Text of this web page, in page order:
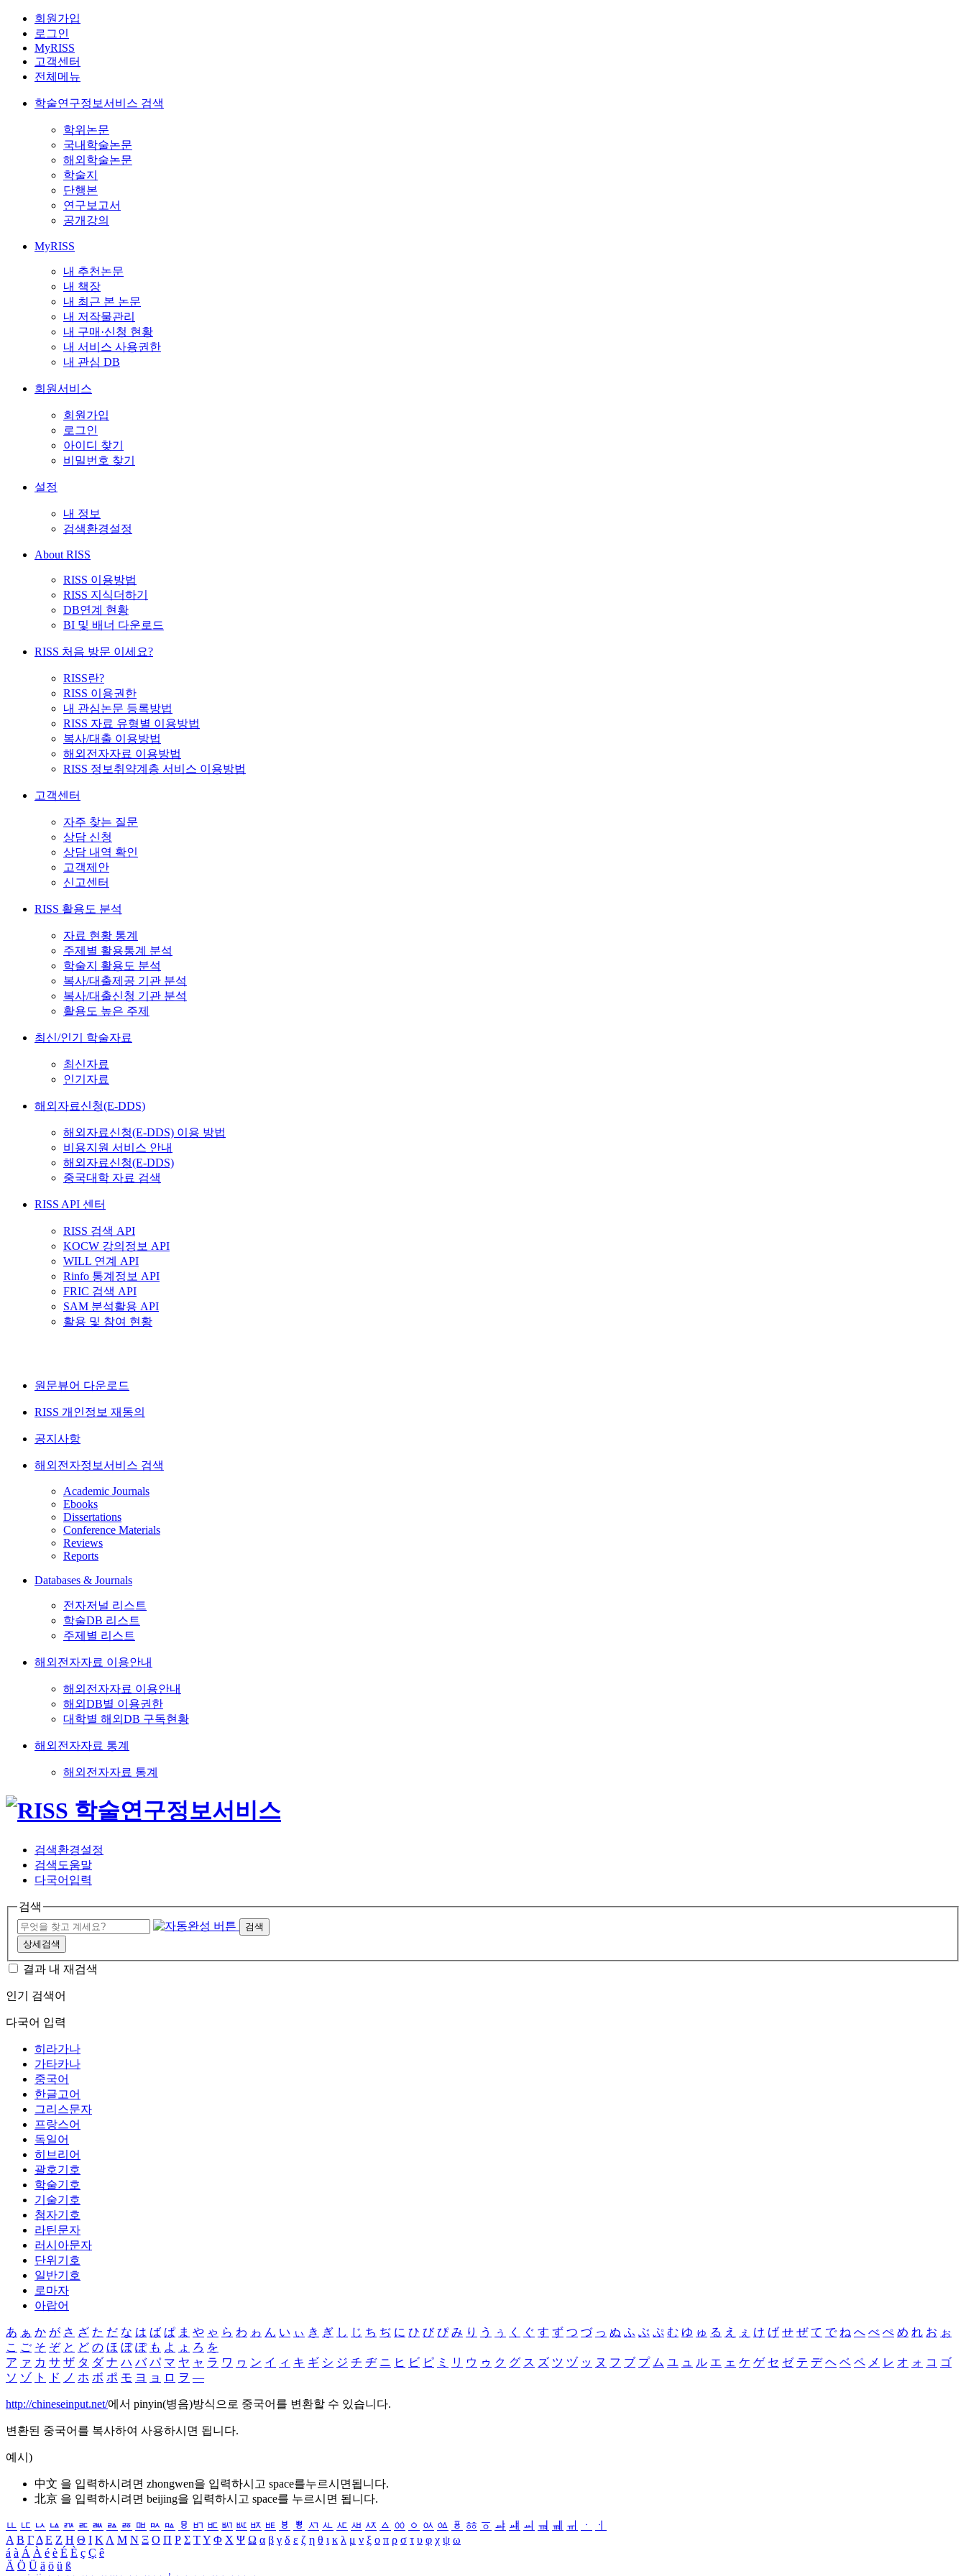
회원가입
로그인
MyRISS
고객센터
전체메뉴
학술연구정보서비스 검색
학위논문
국내학술논문
해외학술논문
학술지
단행본
연구보고서
공개강의
MyRISS
내 추천논문
내 책장
내 최근 본 논문
내 저작물관리
내 구매·신청 현황
내 서비스 사용권한
내 관심 DB
회원서비스
회원가입
로그인
아이디 찾기
비밀번호 찾기
설정
내 정보
검색환경설정
About RISS
RISS 이용방법
RISS 지식더하기
DB연계 현황
BI 및 배너 다운로드
RISS 처음 방문 이세요?
RISS란?
RISS 이용권한
내 관심논문 등록방법
RISS 자료 유형별 이용방법
복사/대출 이용방법
해외전자자료 이용방법
RISS 정보취약계층 서비스 이용방법
고객센터
자주 찾는 질문
상담 신청
상담 내역 확인
고객제안
신고센터
RISS 활용도 분석
자료 현황 통계
주제별 활용통계 분석
학술지 활용도 분석
복사/대출제공 기관 분석
복사/대출신청 기관 분석
활용도 높은 주제
최신/인기 학술자료
최신자료
인기자료
해외자료신청(E-DDS)
해외자료신청(E-DDS) 이용 방법
비용지원 서비스 안내
해외자료신청(E-DDS)
중국대학 자료 검색
RISS API 센터
RISS 검색 API
KOCW 강의정보 API
WILL 연계 API
Rinfo 통계정보 API
FRIC 검색 API
SAM 분석활용 API
활용 및 참여 현황
원문뷰어 다운로드
RISS 개인정보 재동의
공지사항
해외전자정보서비스 검색
Academic Journals
Ebooks
Dissertations
Conference Materials
Reviews
Reports
Databases & Journals
전자저널 리스트
학술DB 리스트
주제별 리스트
해외전자자료 이용안내
해외전자자료 이용안내
해외DB별 이용권한
대학별 해외DB 구독현황
해외전자자료 통계
해외전자자료 통계
검색환경설정
검색도움말
다국어입력
검색
검색
상세검색
결과 내 재검색
인기 검색어
다국어 입력
히라가나
가타카나
중국어
한글고어
그리스문자
프랑스어
독일어
히브리어
괄호기호
학술기호
기술기호
첨자기호
라틴문자
러시아문자
단위기호
일반기호
로마자
아랍어
あ ぁ か が さ ざ た だ な は ば ぱ ま や ゃ ら わ ゎ ん い ぃ き ぎ し じ ち ぢ に ひ び ぴ み り う ぅ く ぐ す ず つ づ っ ぬ ふ ぶ ぷ む ゆ ゅ る え ぇ け げ せ ぜ て で ね へ べ ぺ め れ お ぉ
こ ご そ ぞ と ど の ほ ぼ ぽ も よ ょ ろ を
ア ァ カ サ ザ タ ダ ナ ハ バ パ マ ヤ ャ ラ ワ ヮ ン イ ィ キ ギ シ ジ チ ヂ ニ ヒ ビ ピ ミ リ ウ ゥ ク グ ス ズ ツ ヅ ッ ヌ フ ブ プ ム ユ ュ ル エ ェ ケ ゲ セ ゼ テ デ ヘ ベ ペ メ レ オ ォ コ ゴ
ソ ゾ ト ド ノ ホ ボ ポ モ ヨ ョ ロ ヲ ―
http://chineseinput.net/에서 pinyin(병음)방식으로 중국어를 변환할 수 있습니다.
변환된 중국어를 복사하여 사용하시면 됩니다.
예시)
中文 을 입력하시려면 zhongwen을 입력하시고 space를누르시면됩니다.
北京 을 입력하시려면 beijing을 입력하시고 space를 누르시면 됩니다.
ㅥ ㅦ ㅧ ㅨ ㅩ ㅪ ㅫ ㅬ ㅭ ㅮ ㅯ ㅰ ㅱ ㅲ ㅳ ㅴ ㅵ ㅶ ㅷ ㅸ ㅹ ㅺ ㅻ ㅼ ㅽ ㅾ ㅿ ㆀ ㆁ ㆂ ㆃ ㆄ ㆅ ㆆ ㆇ ㆈ ㆉ ㆊ ㆋ ㆌ ㆍ
ㆎ
Α Β ΓΔ Ε Ζ Η Θ Ι ΚΛ Μ Ν Ξ Ο Π Ρ Σ ΤΥ Φ Χ Ψ Ω α β γ δ ε ζ η θ ι κ λ μ ν ξ ο π ρ σ τ υ φ χ ψ ω
á à Á À é è É È ç Ç ê
Ä Ö Ü ä ö ü ß